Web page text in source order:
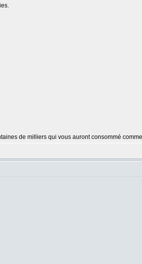
de milliers qui vous auront consommé